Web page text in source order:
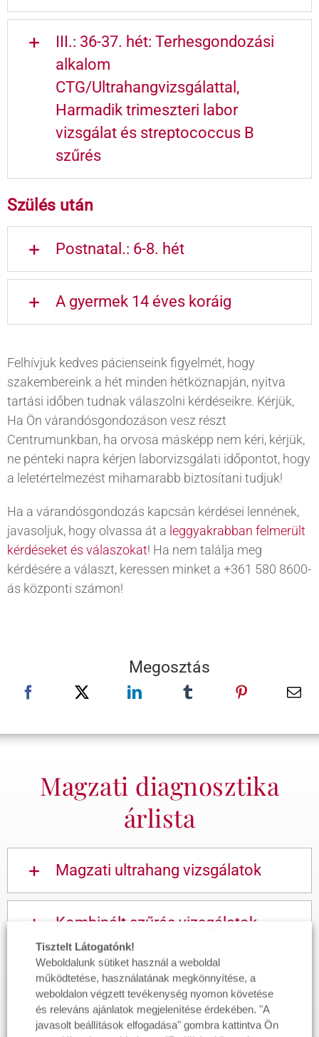
III.: 36-37. hét: Terhesgondozási
alkalom
CTG/Ultrahangvizsgálattal,
Harmadik trimeszteri labor
vizsgálat és streptococcus B
szűrés
Szülés után
Postnatal.: 6-8. hét
A gyermek 14 éves koráig
Felhívjuk kedves pácienseink figyelmét, hogy
szakembereink a hét minden hétköznapján, nyitva
tartási időben tudnak válaszolni kérdéseikre. Kérjük,
Ha Ön várandósgondozáson vesz részt
Centrumunkban, ha orvosa másképp nem kéri, kérjük,
ne pénteki napra kérjen laborvizsgálati időpontot, hogy
a leletértelmezést mihamarabb biztosítani tudjuk!
Ha a várandósgondozás kapcsán kérdései lennének,
javasoljuk, hogy olvassa át a leggyakrabban felmerült
kérdéseket és válaszokat! Ha nem találja meg
kérdésére a választ, keressen minket a +361 580 8600-
ás központi számon!
Megosztás
Magzati diagnosztika
árlista
Magzati ultrahang vizsgálatok
Kombinált szűrés vizsgálatok
iGen NIPT szűrések - Trisomy,
NIFTY és Genesafe tesztek
Tisztelt Látogatónk!
Weboldalunk sütiket használ a weboldal
működtetése, használatának megkönnyítése, a
weboldalon végzett tevékenység nyomon követése
és releváns ajánlatok megjelenítése érdekében. "A
javasolt beállítások elfogadása" gombra kattintva Ön